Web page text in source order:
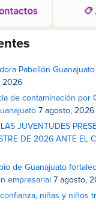
Pabellón
2026
de contaminación por
7 agosto, 2026
JUVENTUDES
DE 2026 ANTE EL
de Guanajuato
empresarial 7 agosto,
niñas y niños